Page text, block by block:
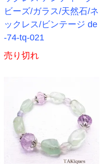
ビーズ/ガラス/天然石/ネ
ックレス/ビンテージ de
-74-tq-021
売り切れ